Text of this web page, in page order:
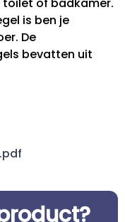
is ben je
De
bevatten uit